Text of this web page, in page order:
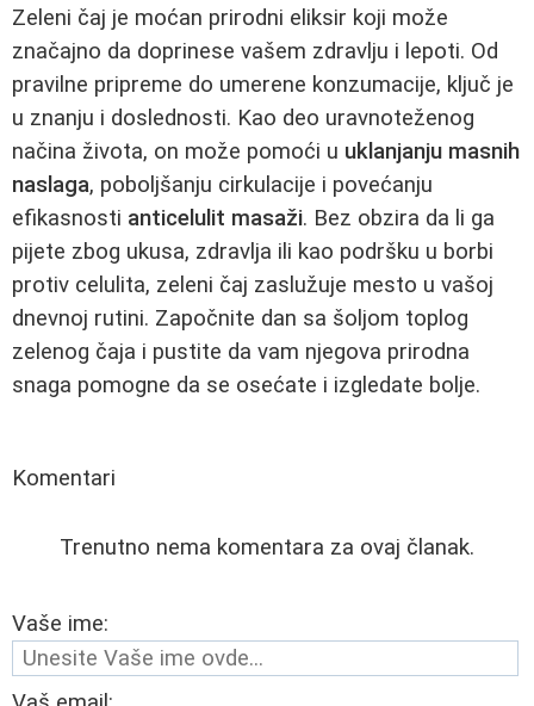
Zeleni čaj je moćan prirodni eliksir koji može
značajno da doprinese vašem zdravlju i lepoti. Od
pravilne pripreme do umerene konzumacije, ključ je
u znanju i doslednosti. Kao deo uravnoteženog
načina života, on može pomoći u uklanjanju masnih
naslaga, poboljšanju cirkulacije i povećanju
efikasnosti anticelulit masaži. Bez obzira da li ga
pijete zbog ukusa, zdravlja ili kao podršku u borbi
protiv celulita, zeleni čaj zaslužuje mesto u vašoj
dnevnoj rutini. Započnite dan sa šoljom toplog
zelenog čaja i pustite da vam njegova prirodna
snaga pomogne da se osećate i izgledate bolje.
Komentari
Trenutno nema komentara za ovaj članak.
Vaše ime: